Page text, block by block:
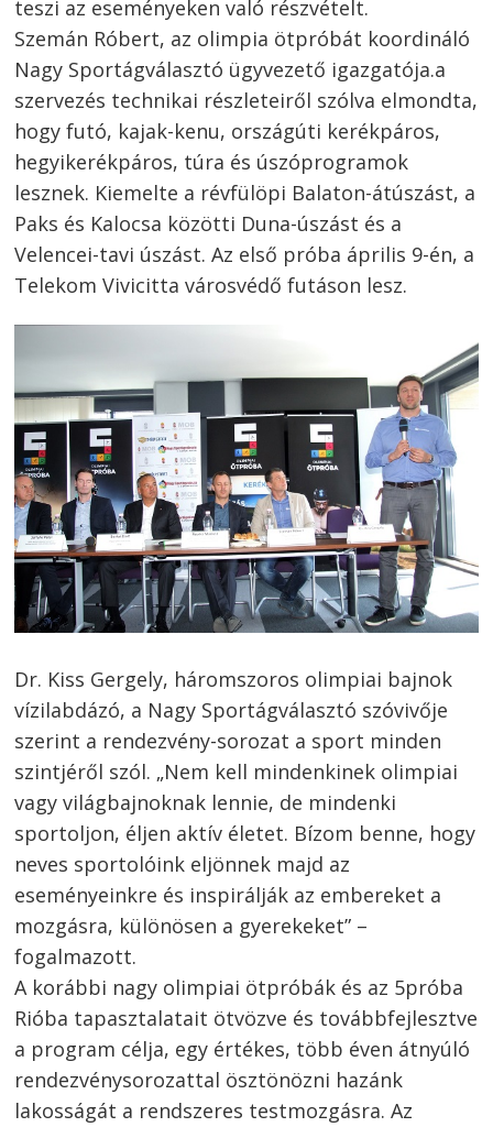
teszi az eseményeken való részvételt.
Szemán Róbert, az olimpia ötpróbát koordináló
Nagy Sportágválasztó ügyvezető igazgatója.a
szervezés technikai részleteiről szólva elmondta,
hogy futó, kajak-kenu, országúti kerékpáros,
hegyikerékpáros, túra és úszóprogramok
lesznek. Kiemelte a révfülöpi Balaton-átúszást, a
Paks és Kalocsa közötti Duna-úszást és a
Velencei-tavi úszást. Az első próba április 9-én, a
Telekom Vivicitta városvédő futáson lesz.
Dr. Kiss Gergely, háromszoros olimpiai bajnok
vízilabdázó, a Nagy Sportágválasztó szóvivője
szerint a rendezvény-sorozat a sport minden
szintjéről szól. „Nem kell mindenkinek olimpiai
vagy világbajnoknak lennie, de mindenki
sportoljon, éljen aktív életet. Bízom benne, hogy
neves sportolóink eljönnek majd az
eseményeinkre és inspirálják az embereket a
mozgásra, különösen a gyerekeket” –
fogalmazott.
A korábbi nagy olimpiai ötpróbák és az 5próba
Rióba tapasztalatait ötvözve és továbbfejlesztve
a program célja, egy értékes, több éven átnyúló
rendezvénysorozattal ösztönözni hazánk
lakosságát a rendszeres testmozgásra. Az
Bejegyzés
navigáció